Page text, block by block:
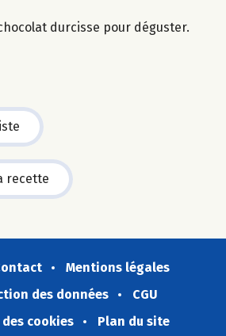
durcisse pour déguster.
recette
Mentions légales
des données
CGU
cookies
Plan du site